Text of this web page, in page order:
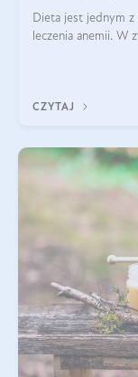
Dieta jest jednym z
leczenia anemii. W
CZYTAJ